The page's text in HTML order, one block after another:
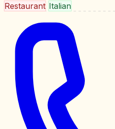
Restaurant Italian